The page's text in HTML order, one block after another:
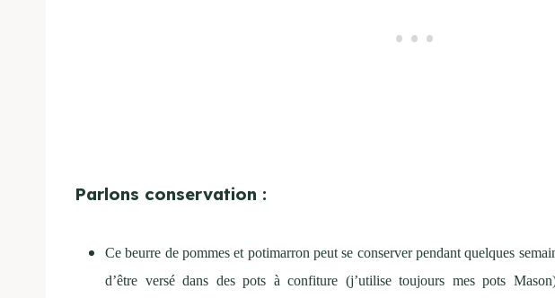
Parlons conservation :
Ce beurre de pommes et potimarron peut se conserver pendant quelques
d’être versé dans des pots à confiture (j’utilise toujours mes pots